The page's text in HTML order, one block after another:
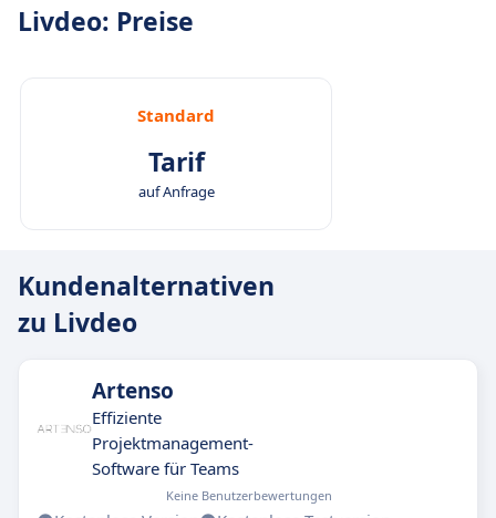
Livdeo: Preise
Standard
Tarif
auf Anfrage
Kundenalternativen
zu Livdeo
Artenso
Effiziente
Projektmanagement-
Software für Teams
Keine Benutzerbewertungen